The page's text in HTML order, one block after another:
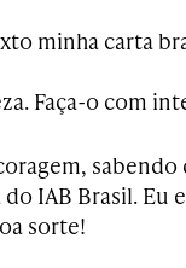
minha carta
Faça-o com
do IAB Brasil.
sorte!